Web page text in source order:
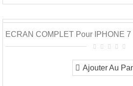
Ajouter Au